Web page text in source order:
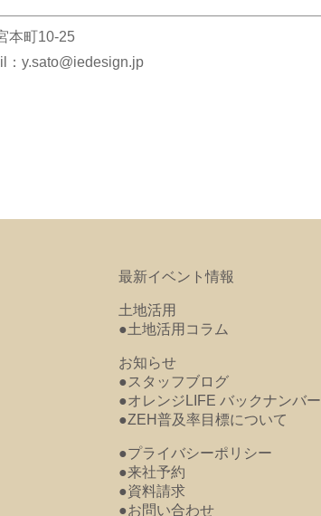
本町10-25
y.sato@iedesign.jp
最新イベント情報
土地活用
●土地活用コラム
お知らせ
●スタッフブログ
●オレンジLIFE バックナンバー
●ZEH普及率目標について
●プライバシーポリシー
●来社予約
●資料請求
●お問い合わせ